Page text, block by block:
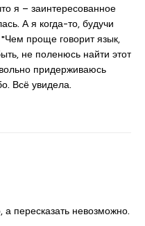
я – заинтересованное
А я когда-то, будучи
проще говорит язык,
не поленюсь найти этот
придерживаюсь
Всё увидела.
пересказать невозможно.